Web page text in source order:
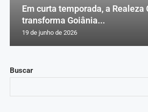
Buscar
Em curta temporada, a Realeza
transforma Goiânia...
19 de junho de 2026